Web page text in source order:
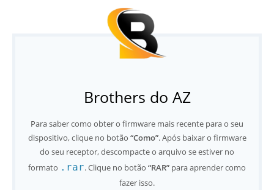
Brothers do AZ
Para saber como obter o firmware mais recente para o seu
dispositivo, clique no botão “Como”. Após baixar o firmware
do seu receptor, descompacte o arquivo se estiver no
formato .rar. Clique no botão “RAR” para aprender como
fazer isso.